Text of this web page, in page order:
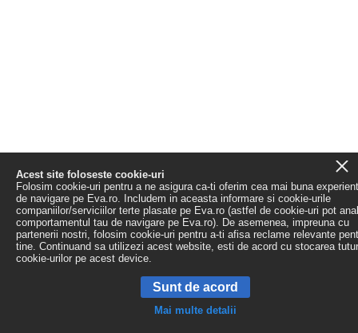
Acest site foloseste cookie-uri
Folosim cookie-uri pentru a ne asigura ca-ti oferim cea mai buna
de navigare pe Eva.ro. Includem in aceasta informare si cookie-urile
companiilor/serviciilor terte plasate pe Eva.ro (astfel de cookie-uri pot
comportamentul tau de navigare pe Eva.ro). De asemenea, impreuna cu
partenerii nostri, folosim cookie-uri pentru a-ti afisa reclame relevante
tine. Continuand sa utilizezi acest website, esti de acord cu stocarea
cookie-urilor pe acest device.
Sunt de acord
Mai multe detalii